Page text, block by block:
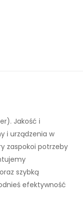
Jakość i
i urządzenia w
zaspokoi potrzeby
szybką
efektywność